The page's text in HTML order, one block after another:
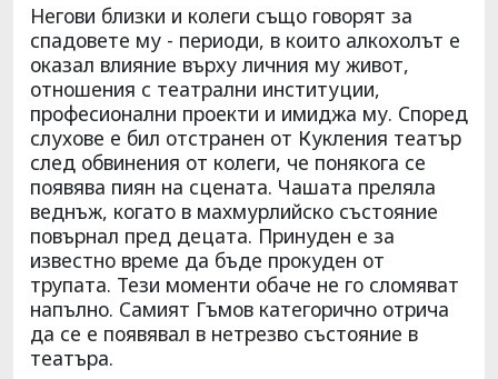
Негови близки и колеги също говорят за
спадовете му - периоди, в които алкохолът е
оказал влияние върху личния му живот,
отношения с театрални институции,
професионални проекти и имиджа му. Според
слухове е бил отстранен от Кукления театър
след обвинения от колеги, че понякога се
появява пиян на сцената. Чашата преляла
веднъж, когато в махмурлийско състояние
повърнал пред децата. Принуден е за
известно време да бъде прокуден от
трупата. Тези моменти обаче не го сломяват
напълно. Самият Гъмов категорично отрича
да се е появявал в нетрезво състояние в
театъра.